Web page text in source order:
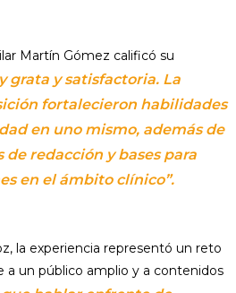
Martín Gómez calificó su
grata y satisfactoria. La
fortalecieron habilidades
en uno mismo, además de
redacción y bases para
en el ámbito clínico”.
la experiencia representó un reto
un público amplio y a contenidos